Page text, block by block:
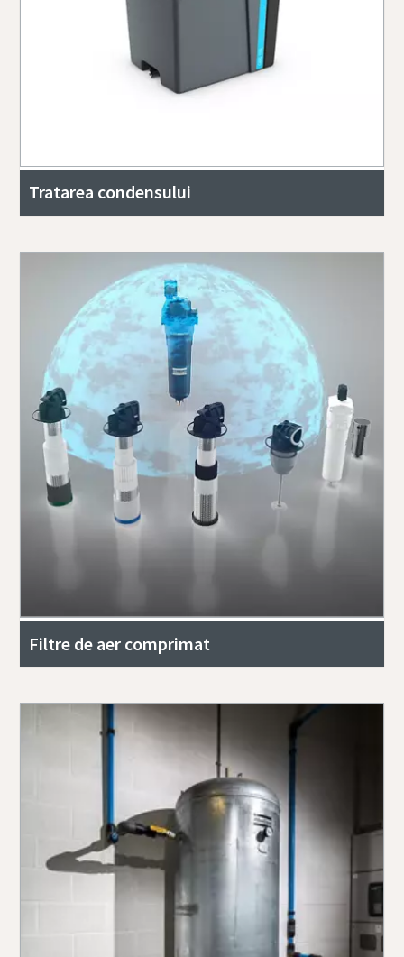
Tratarea condensului
Filtre de aer comprimat